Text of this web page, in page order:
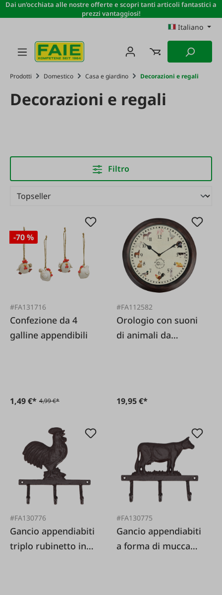
Passa al contenuto principale
Dai un'occhiata alle nostre offerte e scopri tanti articoli fantastici a
prezzi vantaggiosi!
Italiano
Prodotti Domestico Casa e giardino Decorazioni e regali
Decorazioni e regali
Filtro
-70 %
#FA131716
Confezione da 4
galline appendibili
1,49 €* 4,99 €*
#FA112582
Orologio con suoni
di animali da
19,95 €*
#FA130776
Gancio appendiabiti
triplo rubinetto in
#FA130775
Gancio appendiabiti
a forma di mucca